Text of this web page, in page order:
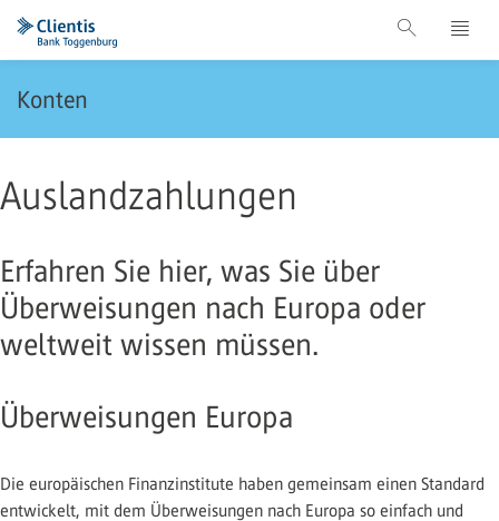
Konten
Auslandzahlungen
Erfahren Sie hier, was Sie über
Überweisungen nach Europa oder
weltweit wissen müssen.
Überweisungen Europa
Die europäischen Finanzinstitute haben gemeinsam einen Standard
entwickelt, mit dem Überweisungen nach Europa so einfach und